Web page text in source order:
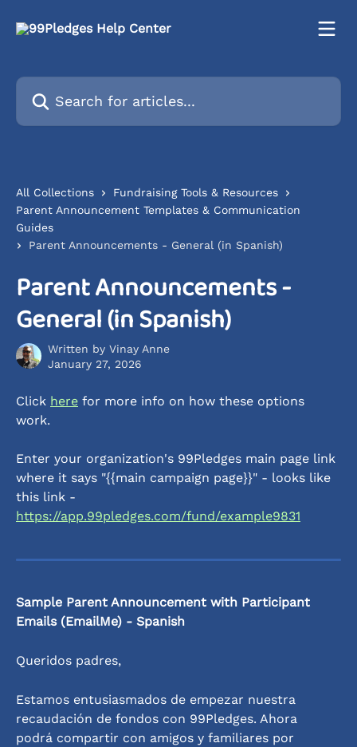
Search for articles...
All Collections
Fundraising Tools & Resources
Parent Announcement Templates & Communication
Guides
Parent Announcements - General (in Spanish)
Parent Announcements -
General (in Spanish)
Written by Vinay Anne
January 27, 2026
Click here for more info on how these options
work.
Enter your organization's 99Pledges main page link
where it says "{{main campaign page}}" - looks like
this link -
https://app.99pledges.com/fund/example9831
Sample Parent Announcement with Participant
Emails (EmailMe) - Spanish
Queridos padres,
Estamos entusiasmados de empezar nuestra
recaudación de fondos con 99Pledges. Ahora
podrá compartir con amigos y familiares por